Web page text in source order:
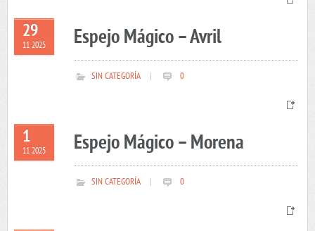
29
11 2025 Espejo Mágico – Avril
SIN CATEGORÍA 0
1
11 2025 Espejo Mágico – Morena
SIN CATEGORÍA 0